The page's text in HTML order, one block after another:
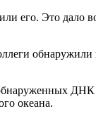
его. Это дало
обнаружили
океана.